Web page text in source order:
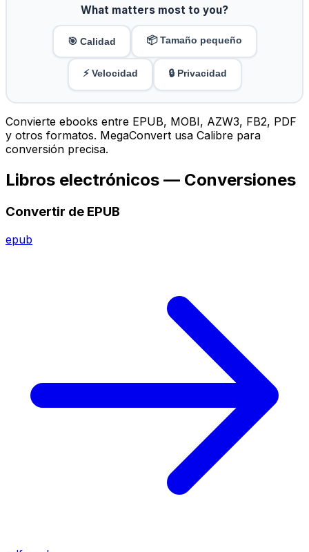
What matters most to you?
🎯 Calidad 📦 Tamaño pequeño
⚡ Velocidad 🔒 Privacidad
Convierte ebooks entre EPUB, MOBI, AZW3, FB2, PDF
y otros formatos. MegaConvert usa Calibre para
conversión precisa.
Libros electrónicos — Conversiones
Convertir de EPUB
epub